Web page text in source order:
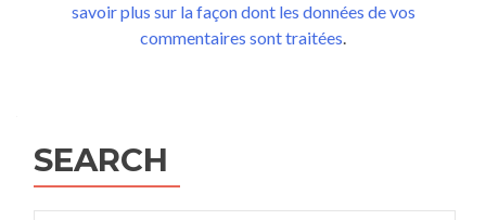
savoir plus sur la façon dont les données de vos
commentaires sont traitées.
SEARCH